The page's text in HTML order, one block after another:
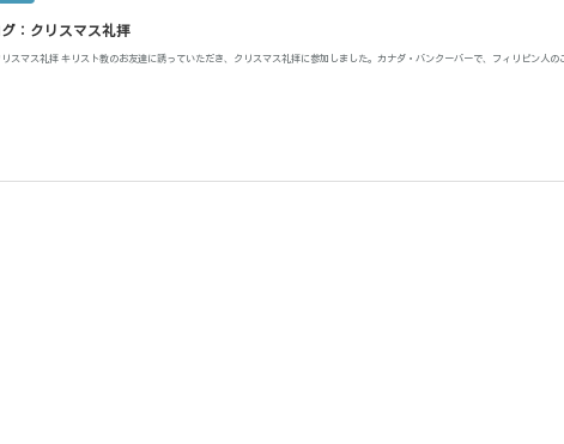
：クリスマス礼拝
スマス礼拝 キリスト教のお友達に誘っていただき、クリスマス礼拝に参加しました。カナダ・バンクーバーで、フィリピン人